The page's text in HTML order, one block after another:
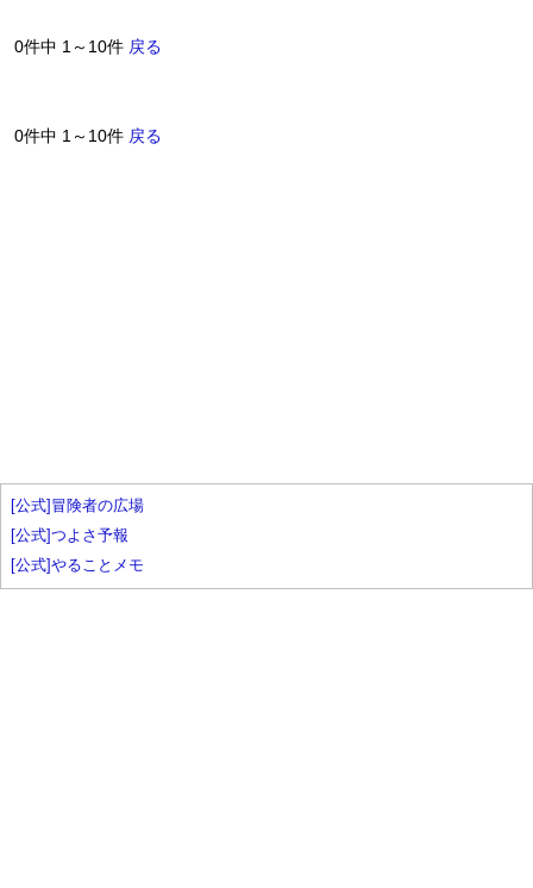
0件中 1～10件 戻る
0件中 1～10件 戻る
[公式]冒険者の広場
[公式]つよさ予報
[公式]やることメモ